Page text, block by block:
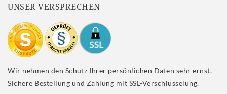
UNSER VERSPRECHEN
Wir nehmen den Schutz Ihrer persönlichen Daten sehr ernst.
Sichere Bestellung und Zahlung mit SSL-Verschlüsselung.